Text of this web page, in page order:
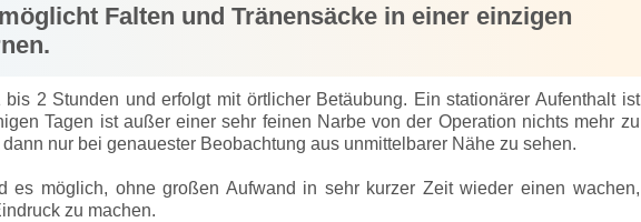
Falten und Tränensäcke in einer einzigen
2 Stunden und erfolgt mit örtlicher Betäubung. Ein stationärer Aufenthalt ist
Tagen ist außer einer sehr feinen Narbe von der Operation nichts mehr zu
nur bei genauester Beobachtung aus unmittelbarer Nähe zu sehen.
es möglich, ohne großen Aufwand in sehr kurzer Zeit wieder einen wachen,
zu machen.